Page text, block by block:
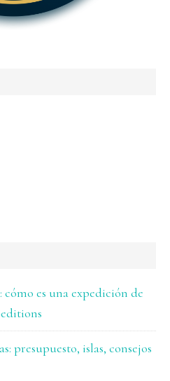
es una expedición de
presupuesto, islas, consejos